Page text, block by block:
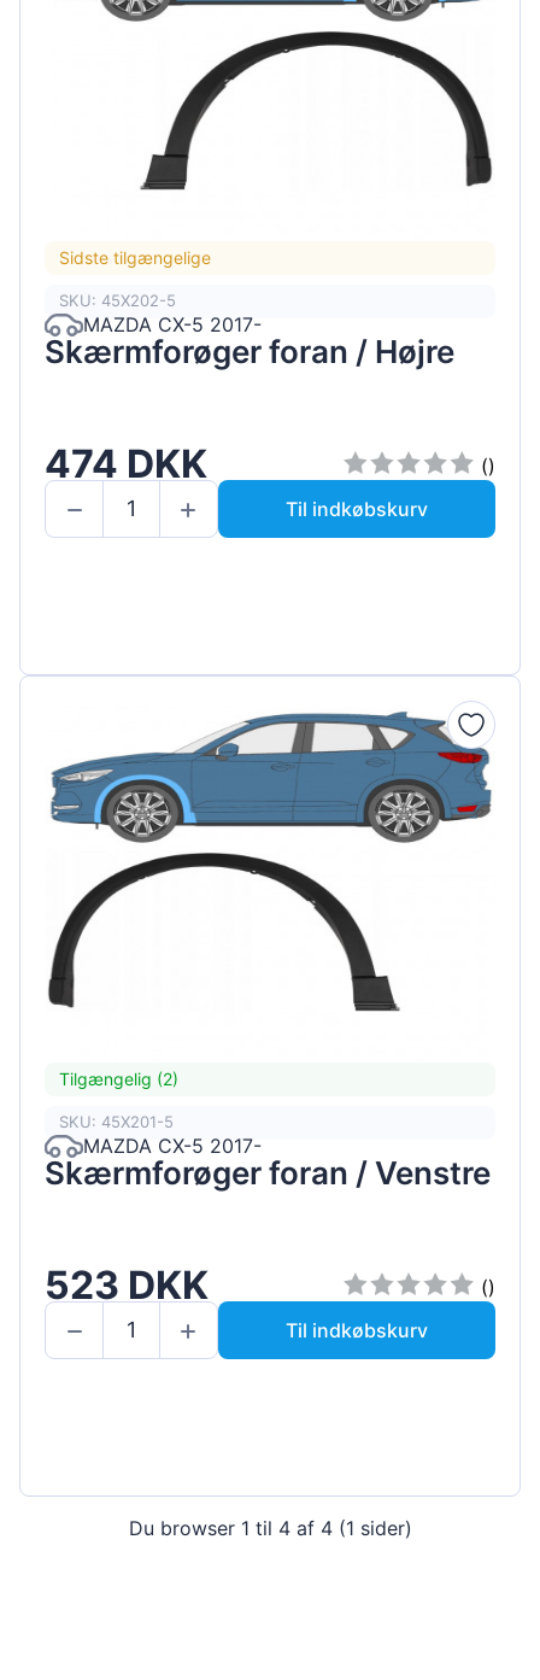
Sidste tilgængelige
SKU: 45X202-5
MAZDA CX-5 2017-
Skærmforøger foran / Højre
474 DKK
()
Til indkøbskurv
Tilgængelig (2)
SKU: 45X201-5
MAZDA CX-5 2017-
Skærmforøger foran / Venstre
523 DKK
()
Til indkøbskurv
Du browser 1 til 4 af 4 (1 sider)